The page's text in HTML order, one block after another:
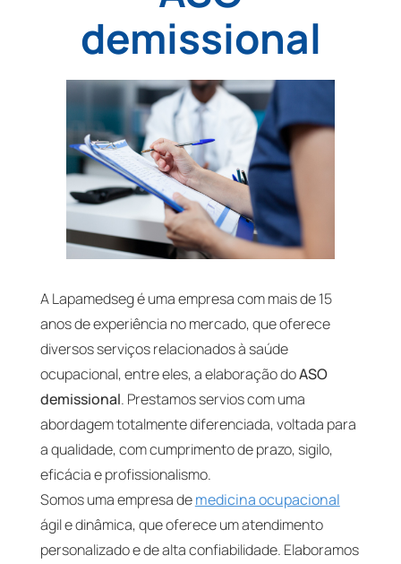
demissional
A Lapamedseg é uma empresa com mais de 15
anos de experiência no mercado, que oferece
diversos serviços relacionados à saúde
ocupacional, entre eles, a elaboração doASO
demissional. Prestamos servios com uma
abordagem totalmente diferenciada, voltada para
a qualidade, com cumprimento de prazo, sigilo,
eficácia e profissionalismo.
Somos uma empresa demedicina ocupacional
ágil e dinâmica, que oferece um atendimento
personalizado e de alta confiabilidade. Elaboramos